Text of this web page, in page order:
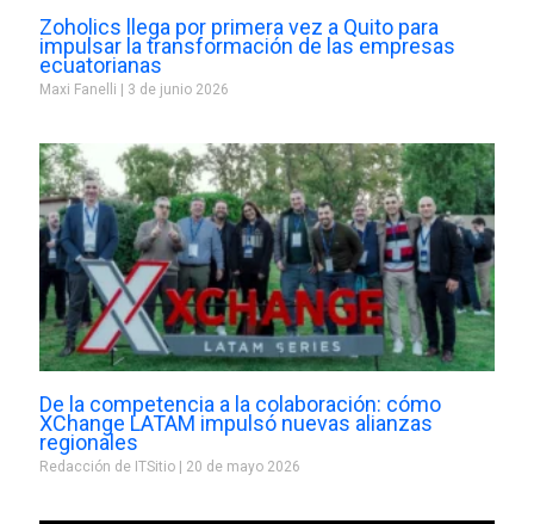
Zoholics llega por primera vez a Quito para
impulsar la transformación de las empresas
ecuatorianas
Maxi Fanelli 3 de junio 2026
De la competencia a la colaboración: cómo
XChange LATAM impulsó nuevas alianzas
regionales
Redacción de ITSitio 20 de mayo 2026